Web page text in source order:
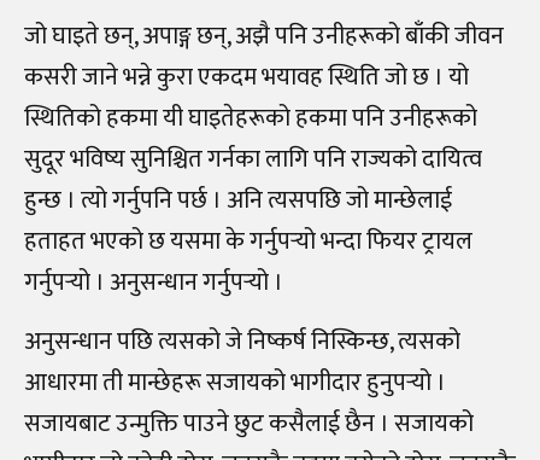
जो घाइते छन्, अपाङ्ग छन्, अझै पनि उनीहरूको बाँकी जीवन
कसरी जाने भन्ने कुरा एकदम भयावह स्थिति जो छ । यो
स्थितिको हकमा यी घाइतेहरूको हकमा पनि उनीहरूको
सुदूर भविष्य सुनिश्चित गर्नका लागि पनि राज्यको दायित्व
हुन्छ । त्यो गर्नुपनि पर्छ । अनि त्यसपछि जो मान्छेलाई
हताहत भएको छ यसमा के गर्नुपर्‍यो भन्दा फियर ट्रायल
गर्नुपर्‍यो । अनुसन्धान गर्नुपर्‍यो ।
अनुसन्धान पछि त्यसको जे निष्कर्ष निस्किन्छ, त्यसको
आधारमा ती मान्छेहरू सजायको भागीदार हुनुपर्‍यो ।
सजायबाट उन्मुक्ति पाउने छुट कसैलाई छैन । सजायको